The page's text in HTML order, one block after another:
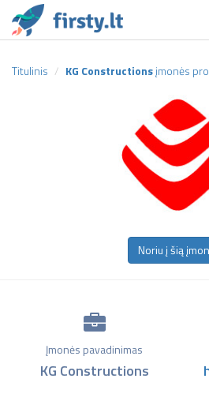
Titulinis KG Constructionsįmonės
Noriu į šią
Įmonės pavadinimas
KG Constructions